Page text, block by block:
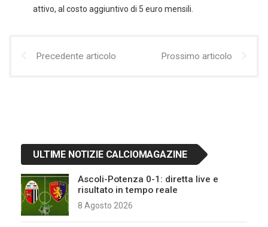
attivo, al costo aggiuntivo di 5 euro mensili.
Precedente articolo Prossimo articolo
ULTIME NOTIZIE CALCIOMAGAZINE
Ascoli-Potenza 0-1: diretta live e
risultato in tempo reale
8 Agosto 2026